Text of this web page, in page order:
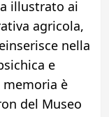
illustrato ai
agricola,
nella
e
memoria è
del Museo